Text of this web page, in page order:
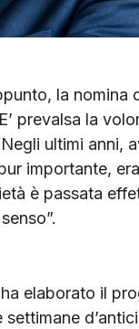
la
prevalsa la
ultimi
importante,
è passata
elaborato il